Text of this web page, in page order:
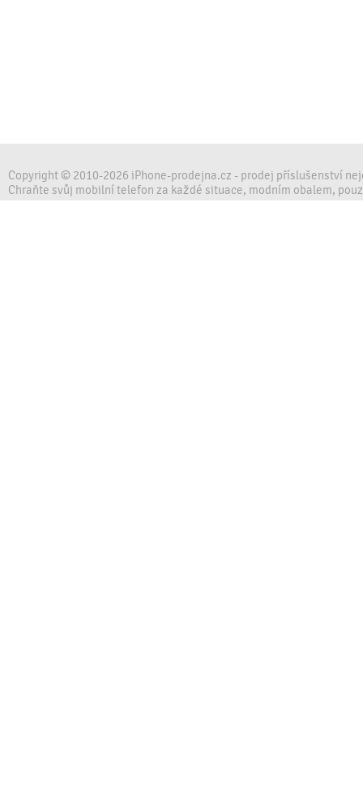
Copyright © 2010-2026 iPhone-prodejna.cz - prodej příslušenství
Chraňte svůj mobilní telefon za každé situace, modním obalem,